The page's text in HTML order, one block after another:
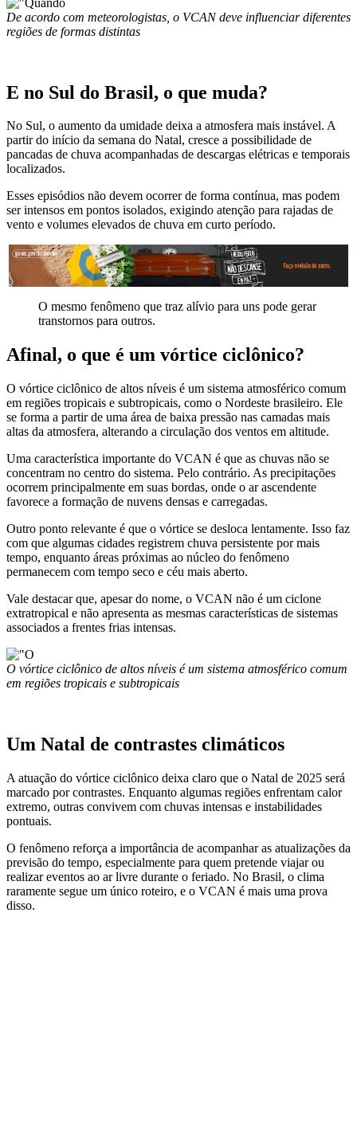
De acordo com meteorologistas, o VCAN deve influenciar diferentes
regiões de formas distintas
E no Sul do Brasil, o que muda?
No Sul, o aumento da umidade deixa a atmosfera mais instável. A
partir do início da semana do Natal, cresce a possibilidade de
pancadas de chuva acompanhadas de descargas elétricas e temporais
localizados.
Esses episódios não devem ocorrer de forma contínua, mas podem
ser intensos em pontos isolados, exigindo atenção para rajadas de
vento e volumes elevados de chuva em curto período.
O mesmo fenômeno que traz alívio para uns pode gerar
transtornos para outros.
Afinal, o que é um vórtice ciclônico?
O vórtice ciclônico de altos níveis é um sistema atmosférico comum
em regiões tropicais e subtropicais, como o Nordeste brasileiro. Ele
se forma a partir de uma área de baixa pressão nas camadas mais
altas da atmosfera, alterando a circulação dos ventos em altitude.
Uma característica importante do VCAN é que as chuvas não se
concentram no centro do sistema. Pelo contrário. As precipitações
ocorrem principalmente em suas bordas, onde o ar ascendente
favorece a formação de nuvens densas e carregadas.
Outro ponto relevante é que o vórtice se desloca lentamente. Isso faz
com que algumas cidades registrem chuva persistente por mais
tempo, enquanto áreas próximas ao núcleo do fenômeno
permanecem com tempo seco e céu mais aberto.
Vale destacar que, apesar do nome, o VCAN não é um ciclone
extratropical e não apresenta as mesmas características de sistemas
associados a frentes frias intensas.
O vórtice ciclônico de altos níveis é um sistema atmosférico comum
em regiões tropicais e subtropicais
Um Natal de contrastes climáticos
A atuação do vórtice ciclônico deixa claro que o Natal de 2025 será
marcado por contrastes. Enquanto algumas regiões enfrentam calor
extremo, outras convivem com chuvas intensas e instabilidades
pontuais.
O fenômeno reforça a importância de acompanhar as atualizações da
previsão do tempo, especialmente para quem pretende viajar ou
realizar eventos ao ar livre durante o feriado. No Brasil, o clima
raramente segue um único roteiro, e o VCAN é mais uma prova
disso.